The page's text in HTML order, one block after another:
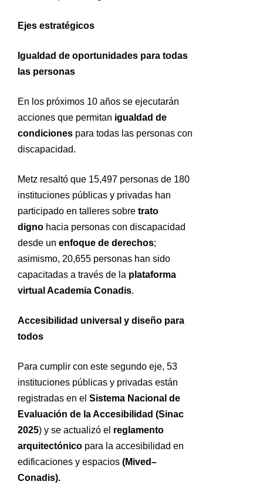
Ejes estratégicos
Igualdad de oportunidades para todas
las personas
En los próximos 10 años se ejecutarán
acciones que permitan igualdad de
condiciones para todas las personas con
discapacidad.
Metz resaltó que 15,497 personas de 180
instituciones públicas y privadas han
participado en talleres sobre trato
digno hacia personas con discapacidad
desde un enfoque de derechos;
asimismo, 20,655 personas han sido
capacitadas a través de la plataforma
virtual Academia Conadis.
Accesibilidad universal y diseño para
todos
Para cumplir con este segundo eje, 53
instituciones públicas y privadas están
registradas en el Sistema Nacional de
Evaluación de la Accesibilidad (Sinac
2025) y se actualizó el reglamento
arquitectónico para la accesibilidad en
edificaciones y espacios (Mived–
Conadis).